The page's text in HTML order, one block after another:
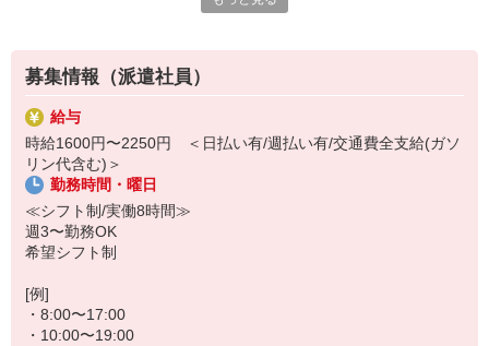
・料理の盛り付けや配膳など
・健康状態に合わせた介助
・お散歩の付き添い など
難しいケアよりも「暮らしのサポート」がメインになるので、介助
業務が少なめ★
▼いろいろな働き方に対応
・最短2か月〜勤務OK◎
・マイペースに働きたい方
募集情報（派遣社員）
給与
時給1600円〜2250円 ＜日払い有/週払い有/交通費全支給(ガソ
リン代含む)＞
勤務時間・曜日
≪シフト制/実働8時間≫
週3〜勤務OK
希望シフト制
[例]
・8:00〜17:00
・10:00〜19:00